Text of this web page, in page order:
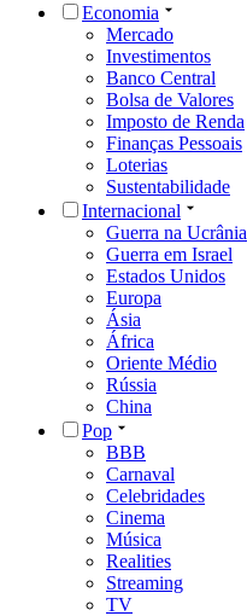
Economia
Mercado
Investimentos
Banco Central
Bolsa de Valores
Imposto de Renda
Finanças Pessoais
Loterias
Sustentabilidade
Internacional
Guerra na Ucrânia
Guerra em Israel
Estados Unidos
Europa
Ásia
África
Oriente Médio
Rússia
China
Pop
BBB
Carnaval
Celebridades
Cinema
Música
Realities
Streaming
TV